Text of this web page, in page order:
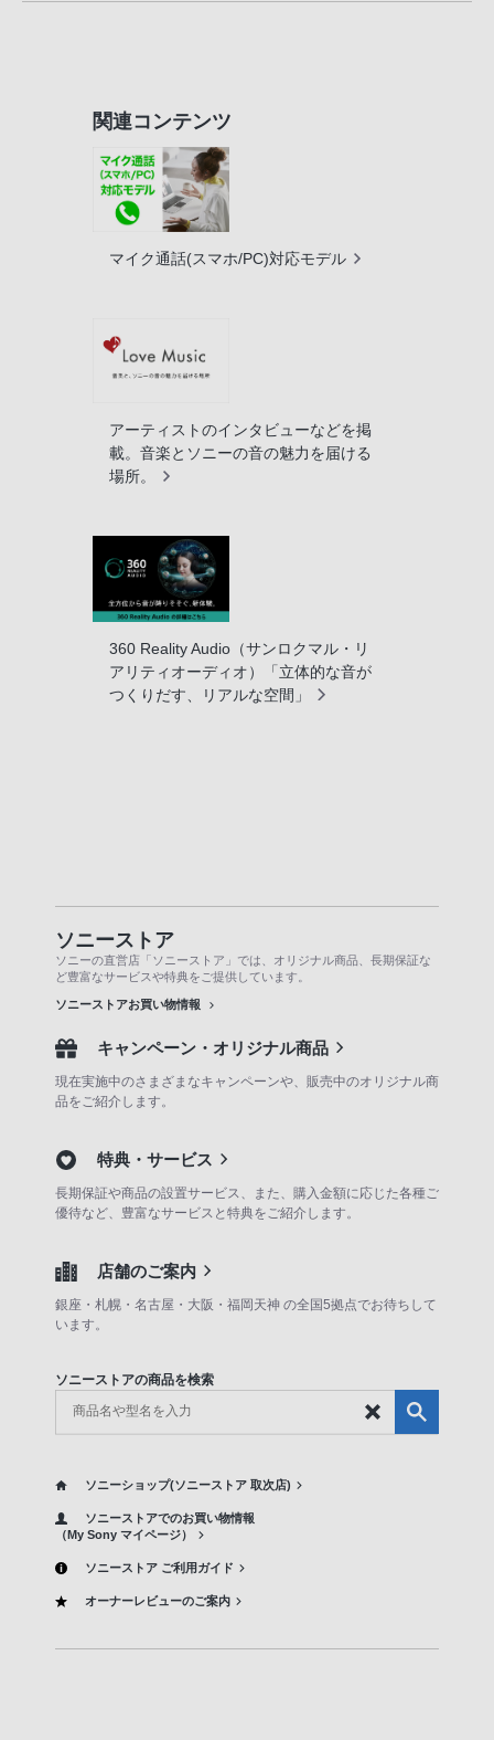
関連コンテンツ
マイク通話(スマホ/PC)対応モデル
アーティストのインタビューなどを掲
載。音楽とソニーの音の魅力を届ける
場所。
360 Reality Audio（サンロクマル・リ
アリティオーディオ）「立体的な音が
つくりだす、リアルな空間」
ソニーストア
ソニーの直営店「ソニーストア」では、オリジナル商品、長期保証な
ど豊富なサービスや特典をご提供しています。
ソニーストアお買い物情報
キャンペーン・オリジナル商品
現在実施中のさまざまなキャンペーンや、販売中のオリジナル商
品をご紹介します。
特典・サービス
長期保証や商品の設置サービス、また、購入金額に応じた各種ご
優待など、豊富なサービスと特典をご紹介します。
店舗のご案内
銀座・札幌・名古屋・大阪・福岡天神 の全国5拠点でお待ちして
います。
ソニーストアの商品を検索
ソニーショップ(ソニーストア 取次店)
ソニーストアでのお買い物情報
（My Sony マイページ）
ソニーストア ご利用ガイド
オーナーレビューのご案内